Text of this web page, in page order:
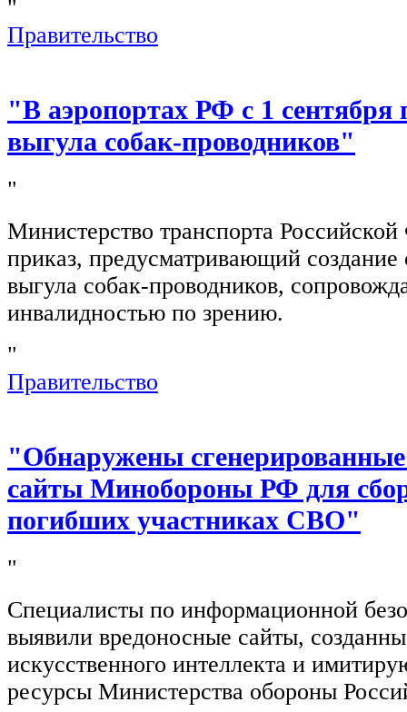
"
Правительство
"В аэропортах РФ с 1 сентября
выгула собак-проводников"
"
Министерство транспорта
приказ, предусматривающий создание
выгула собак-проводников,
инвалидностью по зрению.
"
Правительство
"Обнаружены
сайты Минобороны РФ для
погибших участниках СВО"
"
Специалисты по информационной
выявили вредоносные сайты,
искусственного интеллекта и
ресурсы Министерства обороны